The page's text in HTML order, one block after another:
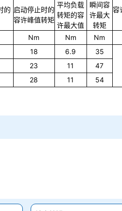
的 启动停止时的
容许峰值转矩
平均负载
转矩的容
许最大值
瞬间容
许最大
转矩
容
Nm Nm Nm
18 6.9
35
23 11 47
28 11 54